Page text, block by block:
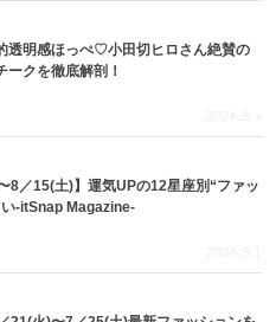
透明感ほっぺ♡小田切ヒロさん絶賛の
ークを徹底解剖！
2026.8.4
8／15(土)】運気UPの12星座別“ファッ
-itSnap Magazine-
2026.8.1